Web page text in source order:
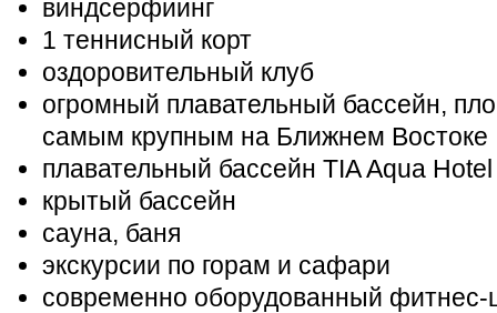
виндсерфиинг
1 теннисный корт
оздоровительный клуб
огромный плавательный бассейн,
самым крупным на Ближнем Востоке
плавательный бассейн TIA Aqua
крытый бассейн
сауна, баня
экскурсии по горам и сафари
современно оборудованный фитнес-